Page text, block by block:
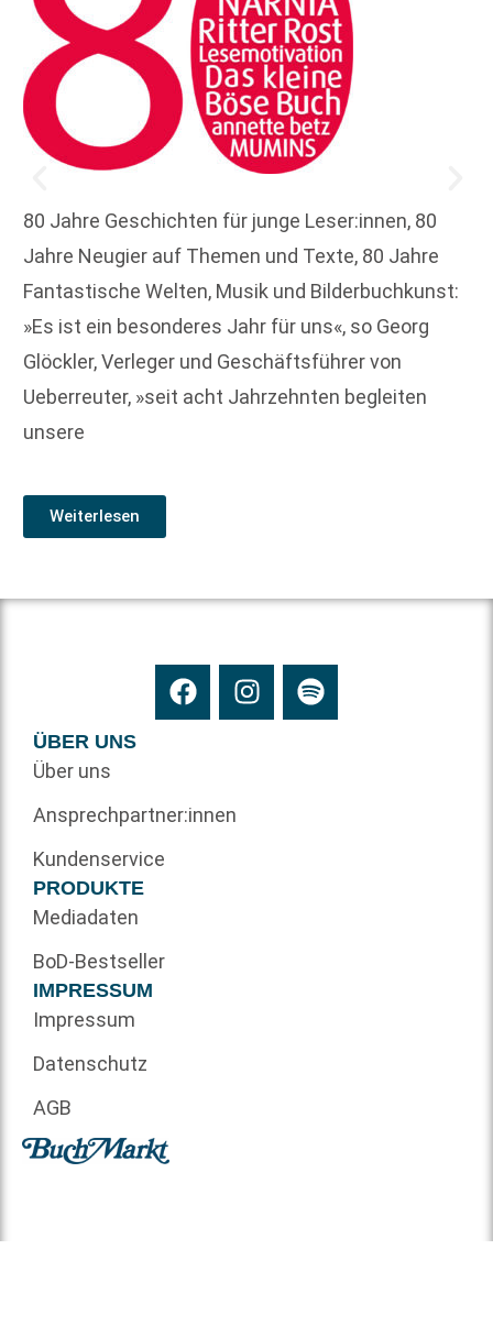
80 Jahre Geschichten für junge Leser:innen, 80
Jahre Neugier auf Themen und Texte, 80 Jahre
Fantastische Welten, Musik und Bilderbuchkunst:
»Es ist ein besonderes Jahr für uns«, so Georg
Glöckler, Verleger und Geschäftsführer von
Ueberreuter, »seit acht Jahrzehnten begleiten
unsere
Weiterlesen
ÜBER UNS
Über uns
Ansprechpartner:innen
Kundenservice
PRODUKTE
Mediadaten
BoD-Bestseller
IMPRESSUM
Impressum
Datenschutz
AGB